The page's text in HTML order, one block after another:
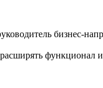
бизнес-
функционал